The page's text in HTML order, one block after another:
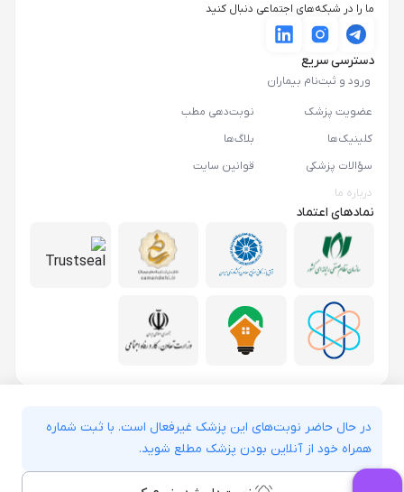
در حال حاضر نوبت‌های این پزشک غیرفعال است. با ثبت شماره
همراه خود از آنلاین بودن پزشک مطلع شوید.
ما را در شبکه‌های اجتماعی دنبال کنید
دسترسی سریع
ورود و ثبت‌نام بیماران
عضویت پزشک
نوبت‌دهی مطب
کلینیک‌ها
بلاگ‌ها
سؤالات پزشکی
قوانین سایت
درباره ما
نمادهای اعتماد